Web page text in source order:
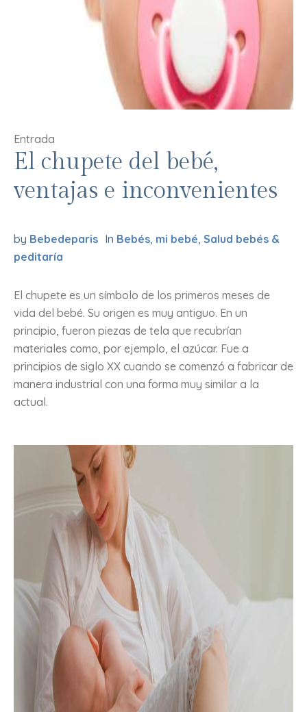
Entrada
El chupete del bebé,
ventajas e inconvenientes
by Bebedeparis In Bebés, mi bebé, Salud bebés &
peditaría
El chupete es un símbolo de los primeros meses de
vida del bebé. Su origen es muy antiguo. En un
principio, fueron piezas de tela que recubrían
materiales como, por ejemplo, el azúcar. Fue a
principios de siglo XX cuando se comenzó a fabricar de
manera industrial con una forma muy similar a la
actual.